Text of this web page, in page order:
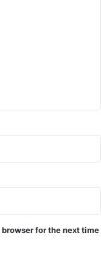
for the next time